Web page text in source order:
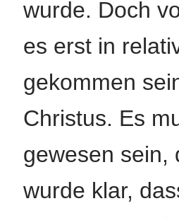
wurde. Doch
es erst in
gekommen
Christus. Es
gewesen sein,
wurde klar,